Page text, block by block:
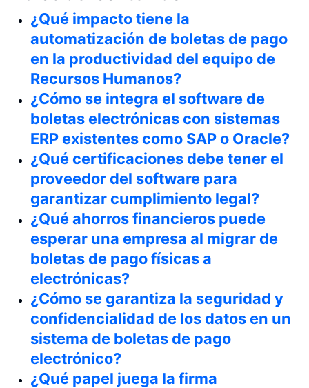
¿Qué impacto tiene la
automatización de boletas de pago
en la productividad del equipo de
Recursos Humanos?
¿Cómo se integra el software de
boletas electrónicas con sistemas
ERP existentes como SAP o Oracle?
¿Qué certificaciones debe tener el
proveedor del software para
garantizar cumplimiento legal?
¿Qué ahorros financieros puede
esperar una empresa al migrar de
boletas de pago físicas a
electrónicas?
¿Cómo se garantiza la seguridad y
confidencialidad de los datos en un
sistema de boletas de pago
electrónico?
¿Qué papel juega la firma